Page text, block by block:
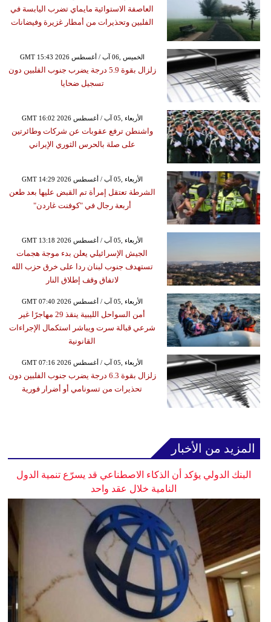
العاصفة الاستوائية مايماي تضرب اليابسة في
الفلبين وتحذيرات من أمطار غزيرة وفيضانات
GMT 15:43 2026 الخميس ,06 آب / أغسطس
زلزال بقوة 5.9 درجة يضرب جنوب الفلبين دون
تسجيل ضحايا
GMT 16:02 2026 الأربعاء ,05 آب / أغسطس
واشنطن ترفع عقوبات عن شركات وطائرتين
على صلة بالحرس الثوري الإيراني
GMT 14:29 2026 الأربعاء ,05 آب / أغسطس
الشرطة تعتقل إمرأة تم القبض عليها بعد طعن
أربعة رجال في "كوفنت غاردن"
GMT 13:18 2026 الأربعاء ,05 آب / أغسطس
الجيش الإسرائيلي يعلن بدء موجة هجمات
تستهدف جنوب لبنان ردا على خرق حزب الله
لاتفاق وقف إطلاق النار
GMT 07:40 2026 الأربعاء ,05 آب / أغسطس
أمن السواحل الليبية ينقذ 29 مهاجرًا غير
شرعي قبالة سرت ويباشر استكمال الإجراءات
القانونية
GMT 07:16 2026 الأربعاء ,05 آب / أغسطس
زلزال بقوة 6.3 درجة يضرب جنوب الفلبين دون
تحذيرات من تسونامي أو أضرار فورية
المزيد من الأخبار
البنك الدولي يؤكد أن الذكاء الاصطناعي قد يسرّع تنمية الدول
النامية خلال عقد واحد